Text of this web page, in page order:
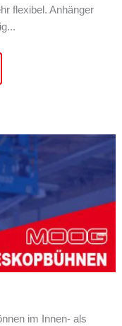
flexibel. Anhänger
im Innen- als